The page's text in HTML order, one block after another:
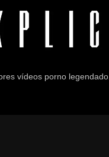
vídeos porno legendado.